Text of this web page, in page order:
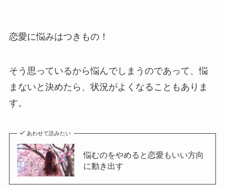
恋愛に悩みはつきもの！
そう思っているから悩んでしまうのであって、悩
まないと決めたら、状況がよくなることもありま
す。
あわせて読みたい
悩むのをやめると恋愛もいい方向
に動き出す